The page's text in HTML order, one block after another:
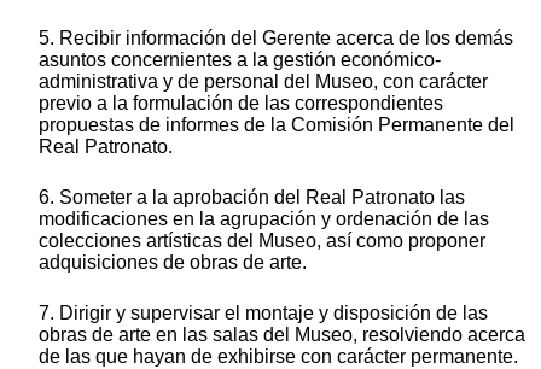
5. Recibir información del Gerente acerca de los demás
asuntos concernientes a la gestión económico-
administrativa y de personal del Museo, con carácter
previo a la formulación de las correspondientes
propuestas de informes de la Comisión Permanente del
Real Patronato.
6. Someter a la aprobación del Real Patronato las
modificaciones en la agrupación y ordenación de las
colecciones artísticas del Museo, así como proponer
adquisiciones de obras de arte.
7. Dirigir y supervisar el montaje y disposición de las
obras de arte en las salas del Museo, resolviendo acerca
de las que hayan de exhibirse con carácter permanente.